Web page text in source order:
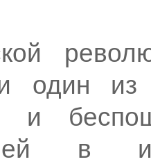
один из
и
в